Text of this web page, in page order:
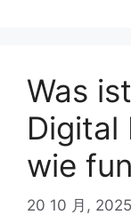
Was
Digital
wie
20 10 月, 2025